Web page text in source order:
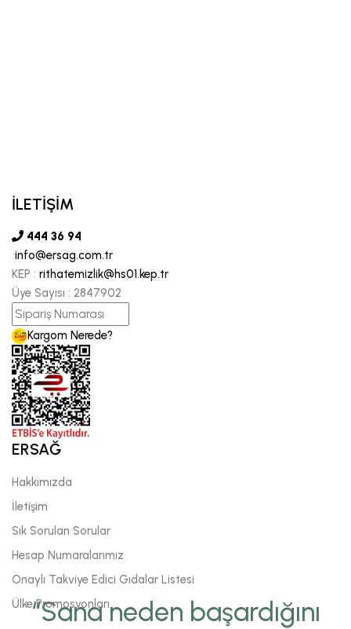
“Sana neden başardığını
İLETİŞİM
444 36 94
info@ersag.com.tr
KEP : rithatemizlik@hs01.kep.tr
Üye Sayısı : 2847902
Kargom Nerede?
ERSAĞ
Hakkımızda
İletişim
Sık Sorulan Sorular
Hesap Numaralarımız
Onaylı Takviye Edici Gıdalar Listesi
Ülke Promosyonları